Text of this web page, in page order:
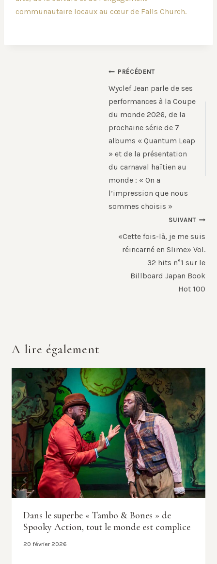
communautaire locaux au cœur de Falls Church.
PRÉCÉDENT
Wyclef Jean parle de ses
performances à la Coupe
du monde 2026, de la
prochaine série de 7
albums « Quantum Leap
» et de la présentation
du carnaval haïtien au
monde : « On a
l’impression que nous
sommes choisis »
SUIVANT
«Cette fois-là, je me suis
réincarné en Slime» Vol.
32 hits n°1 sur le
Billboard Japan Book
Hot 100
A lire également
Dans le superbe « Tambo & Bones » de
Spooky Action, tout le monde est complice
20 février 2026